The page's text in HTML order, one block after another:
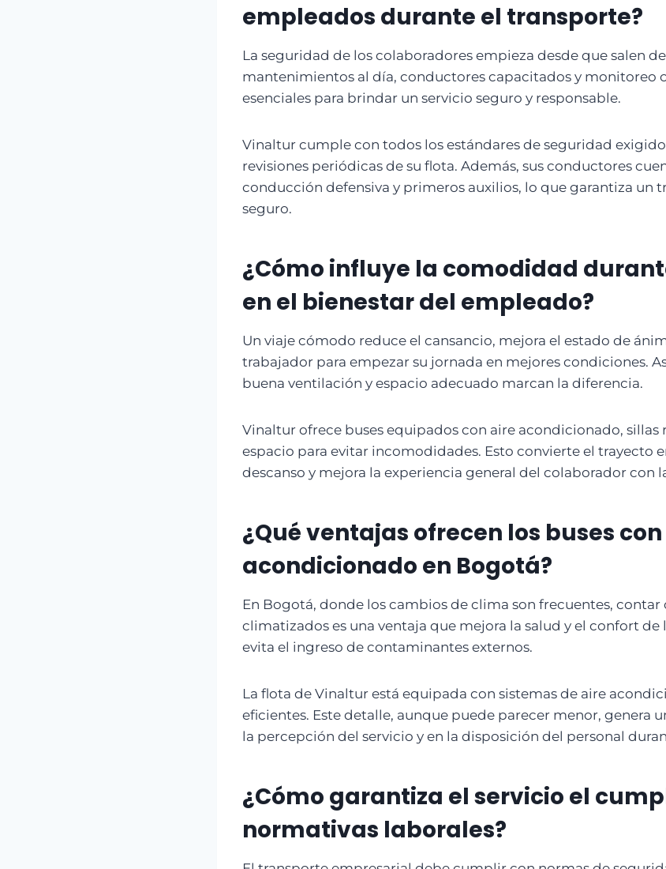
empleados durante el transporte?
La seguridad de los colaboradores empieza desde que salen de
mantenimientos al día, conductores capacitados y monitoreo
esenciales para brindar un servicio seguro y responsable.
Vinaltur cumple con todos los estándares de seguridad
revisiones periódicas de su flota. Además, sus conductores
conducción defensiva y primeros auxilios, lo que garantiza un
seguro.
¿Cómo influye la comodidad
en el bienestar del empleado?
Un viaje cómodo reduce el cansancio, mejora el estado de
trabajador para empezar su jornada en mejores condiciones.
buena ventilación y espacio adecuado marcan la diferencia.
Vinaltur ofrece buses equipados con aire acondicionado, sillas
espacio para evitar incomodidades. Esto convierte el trayecto
descanso y mejora la experiencia general del colaborador con
¿Qué ventajas ofrecen los buses
acondicionado en Bogotá?
En Bogotá, donde los cambios de clima son frecuentes, contar
climatizados es una ventaja que mejora la salud y el confort de
evita el ingreso de contaminantes externos.
La flota de Vinaltur está equipada con sistemas de aire
eficientes. Este detalle, aunque puede parecer menor, genera
la percepción del servicio y en la disposición del personal
¿Cómo garantiza el servicio el
normativas laborales?